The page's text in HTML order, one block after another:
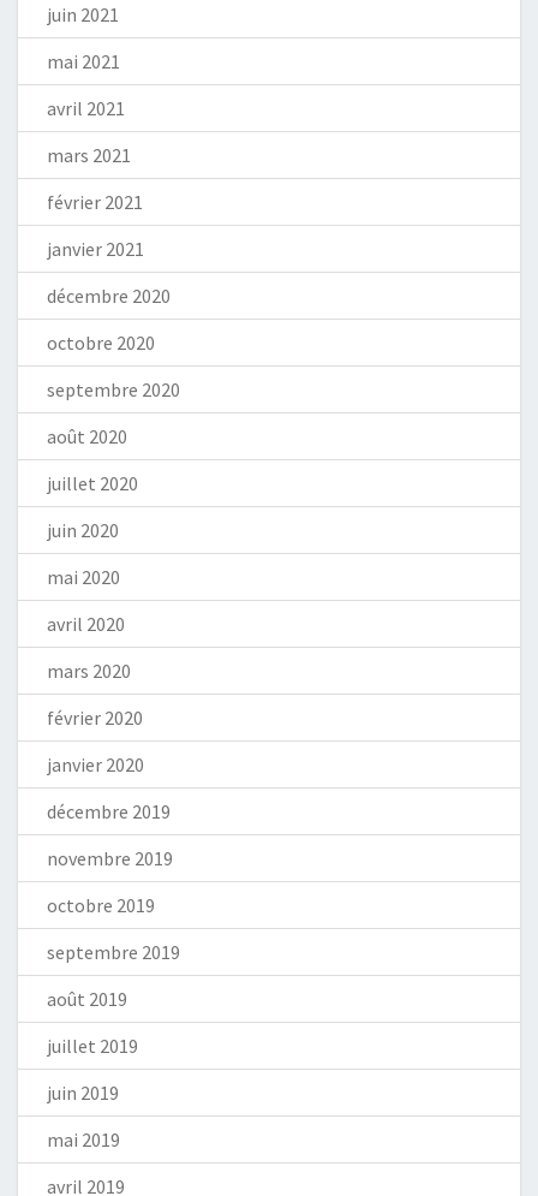
juin 2021
mai 2021
avril 2021
mars 2021
février 2021
janvier 2021
décembre 2020
octobre 2020
septembre 2020
août 2020
juillet 2020
juin 2020
mai 2020
avril 2020
mars 2020
février 2020
janvier 2020
décembre 2019
novembre 2019
octobre 2019
septembre 2019
août 2019
juillet 2019
juin 2019
mai 2019
avril 2019